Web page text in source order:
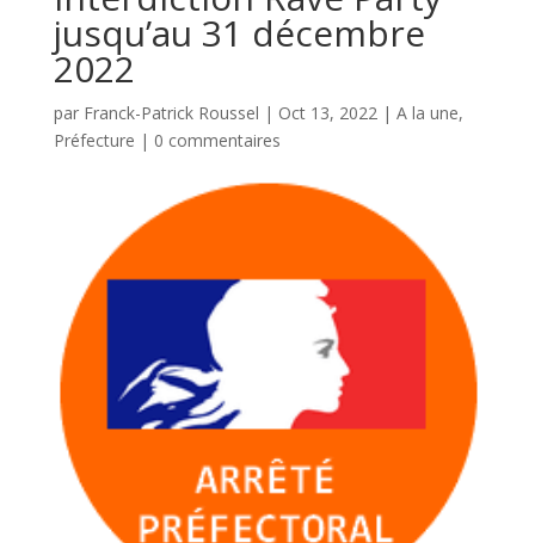
jusqu’au 31 décembre
2022
par Franck-Patrick Roussel | Oct 13, 2022| A la une,
Préfecture | 0 commentaires